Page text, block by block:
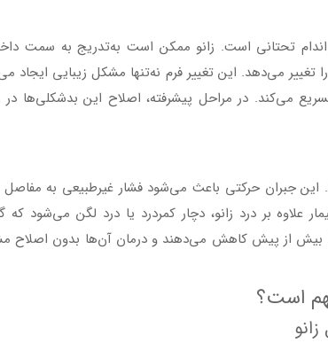
تحتانی است. زانو ممکن است به‌تدریج به سمت
می‌دهد. این تغییر فرم نه‌تنها مشکل زیبایی ایجاد
می‌کند. در مراحل پیشرفته، اصلاح این بدشکلی‌ها در
این جبران حرکتی باعث می‌شود فشار غیرطبیعی به مفاصل
علاوه بر درد زانو، دچار کمردرد یا درد لگن می‌شود که
بیش از پیش کاهش می‌دهند و درمان آن‌ها بدون اصلاح
است؟